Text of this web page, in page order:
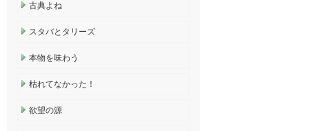
古典よね
スタバとタリーズ
本物を味わう
枯れてなかった！
欲望の源